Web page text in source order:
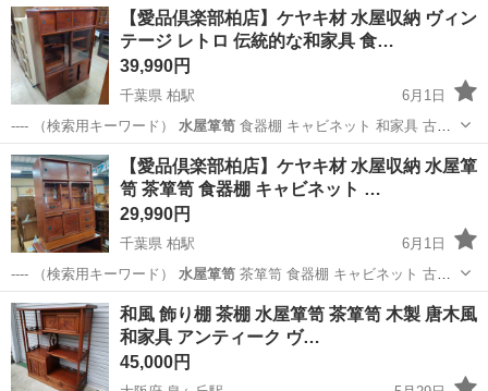
熊本 人吉市 人吉駅 家具 水屋箪笥
【愛品倶楽部柏店】ケヤキ材 水屋収納 ヴィン
テージ レトロ 伝統的な和家具 食…
39,990円
千葉県 柏駅
6月1日
---- （検索用キーワード） 水屋箪笥食器棚 キャビネット 和家具 古
家…
千葉 柏市 柏駅 収納家具 水屋
【愛品倶楽部柏店】ケヤキ材 水屋収納 水屋箪
笥 茶箪笥 食器棚 キャビネット …
29,990円
千葉県 柏駅
6月1日
---- （検索用キーワード） 水屋箪笥茶箪笥 食器棚 キャビネット 古
家…
千葉 柏市 柏駅 収納家具
和風 飾り棚 茶棚 水屋箪笥 茶箪笥 木製 唐木風
和家具 アンティーク ヴ…
45,000円